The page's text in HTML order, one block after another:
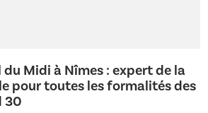
du Midi à Nîmes : expert de la
pour toutes les formalités des
30